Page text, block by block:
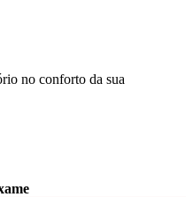
no conforto da sua